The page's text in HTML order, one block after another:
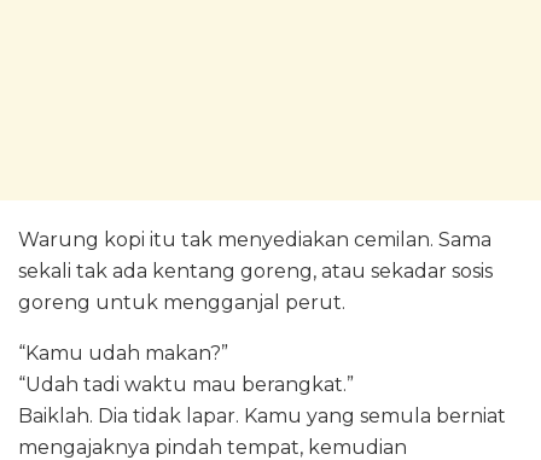
Warung kopi itu tak menyediakan cemilan. Sama
sekali tak ada kentang goreng, atau sekadar sosis
goreng untuk mengganjal perut.
“Kamu udah makan?”
“Udah tadi waktu mau berangkat.”
Baiklah. Dia tidak lapar. Kamu yang semula berniat
mengajaknya pindah tempat, kemudian